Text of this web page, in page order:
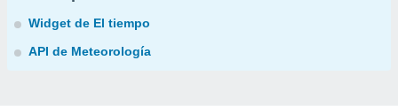
Widget de El tiempo
API de Meteorología